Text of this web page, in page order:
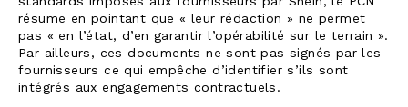
résume en pointant que « leur rédaction » ne permet
pas « en l’état, d’en garantir l’opérabilité sur le terrain ».
Par ailleurs, ces documents ne sont pas signés par les
fournisseurs ce qui empêche d’identifier s’ils sont
intégrés aux engagements contractuels.